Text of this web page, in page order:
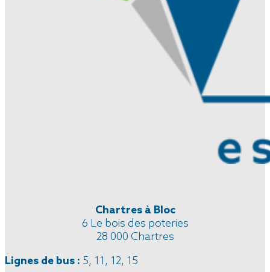
Chartres à Bloc
6 Le bois des poteries
28 000 Chartres
Lignes de bus : 5, 11, 12, 15